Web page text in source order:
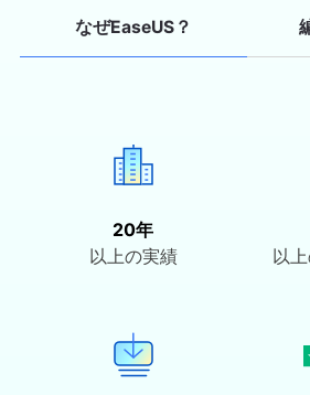
なぜEaseUS？
20年
以上の実績
以